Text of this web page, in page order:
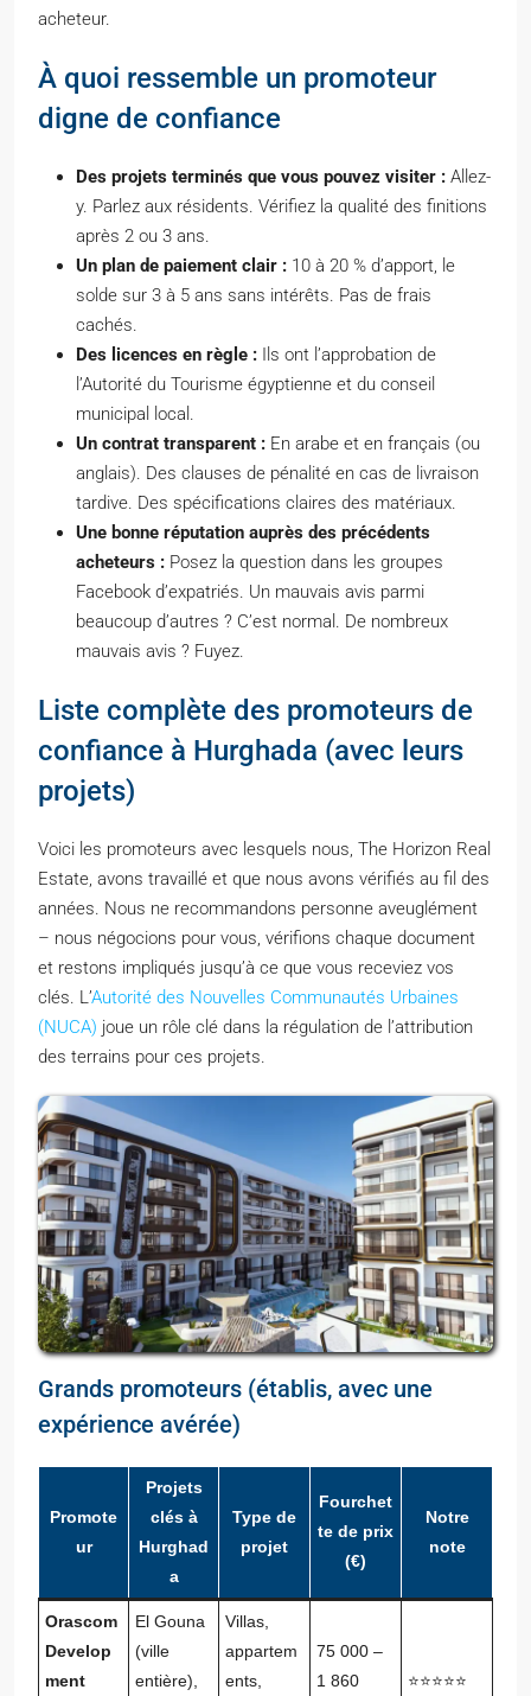
acheteur.
À quoi ressemble un promoteur
digne de confiance
Des projets terminés que vous pouvez visiter : Allez-
y. Parlez aux résidents. Vérifiez la qualité des finitions
après 2 ou 3 ans.
Un plan de paiement clair : 10 à 20 % d’apport, le
solde sur 3 à 5 ans sans intérêts. Pas de frais
cachés.
Des licences en règle : Ils ont l’approbation de
l’Autorité du Tourisme égyptienne et du conseil
municipal local.
Un contrat transparent : En arabe et en français (ou
anglais). Des clauses de pénalité en cas de livraison
tardive. Des spécifications claires des matériaux.
Une bonne réputation auprès des précédents
acheteurs : Posez la question dans les groupes
Facebook d’expatriés. Un mauvais avis parmi
beaucoup d’autres ? C’est normal. De nombreux
mauvais avis ? Fuyez.
Liste complète des promoteurs de
confiance à Hurghada (avec leurs
projets)
Voici les promoteurs avec lesquels nous, The Horizon Real
Estate, avons travaillé et que nous avons vérifiés au fil des
années. Nous ne recommandons personne aveuglément
– nous négocions pour vous, vérifions chaque document
et restons impliqués jusqu’à ce que vous receviez vos
clés. L’Autorité des Nouvelles Communautés Urbaines
(NUCA) joue un rôle clé dans la régulation de l’attribution
des terrains pour ces projets.
Grands promoteurs (établis, avec une
expérience avérée)
Promote
ur
Projets
clés à
Hurghad
a
Type de
projet
Fourchet
te de prix
(€)
Notre
note
Orascom
Develop
ment
El Gouna
(ville
entière),
Villas,
appartem
ents,
75 000 –
1 860
⭐⭐⭐⭐⭐